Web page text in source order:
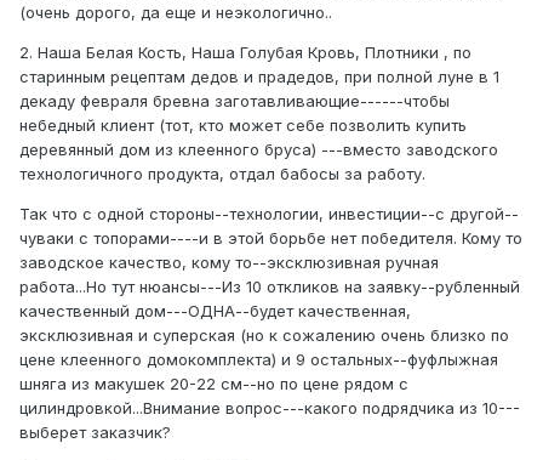
(очень дорого, да еще и неэкологично..
2. Наша Белая Кость, Наша Голубая Кровь, Плотники , по
старинным рецептам дедов и прадедов, при полной луне в 1
декаду февраля бревна заготавливающие------чтобы
небедный клиент (тот, кто может себе позволить купить
деревянный дом из клеенного бруса) ---вместо заводского
технологичного продукта, отдал бабосы за работу.
Так что с одной стороны--технологии, инвестиции--с другой--
чуваки с топорами----и в этой борьбе нет победителя. Кому то
заводское качество, кому то--эксклюзивная ручная
работа...Но тут нюансы---Из 10 откликов на заявку--рубленный
качественный дом---ОДНА--будет качественная,
эксклюзивная и суперская (но к сожалению очень близко по
цене клеенного домокомплекта) и 9 остальных--фуфлыжная
шняга из макушек 20-22 см--но по цене рядом с
цилиндровкой...Внимание вопрос---какого подрядчика из 10---
выберет заказчик?